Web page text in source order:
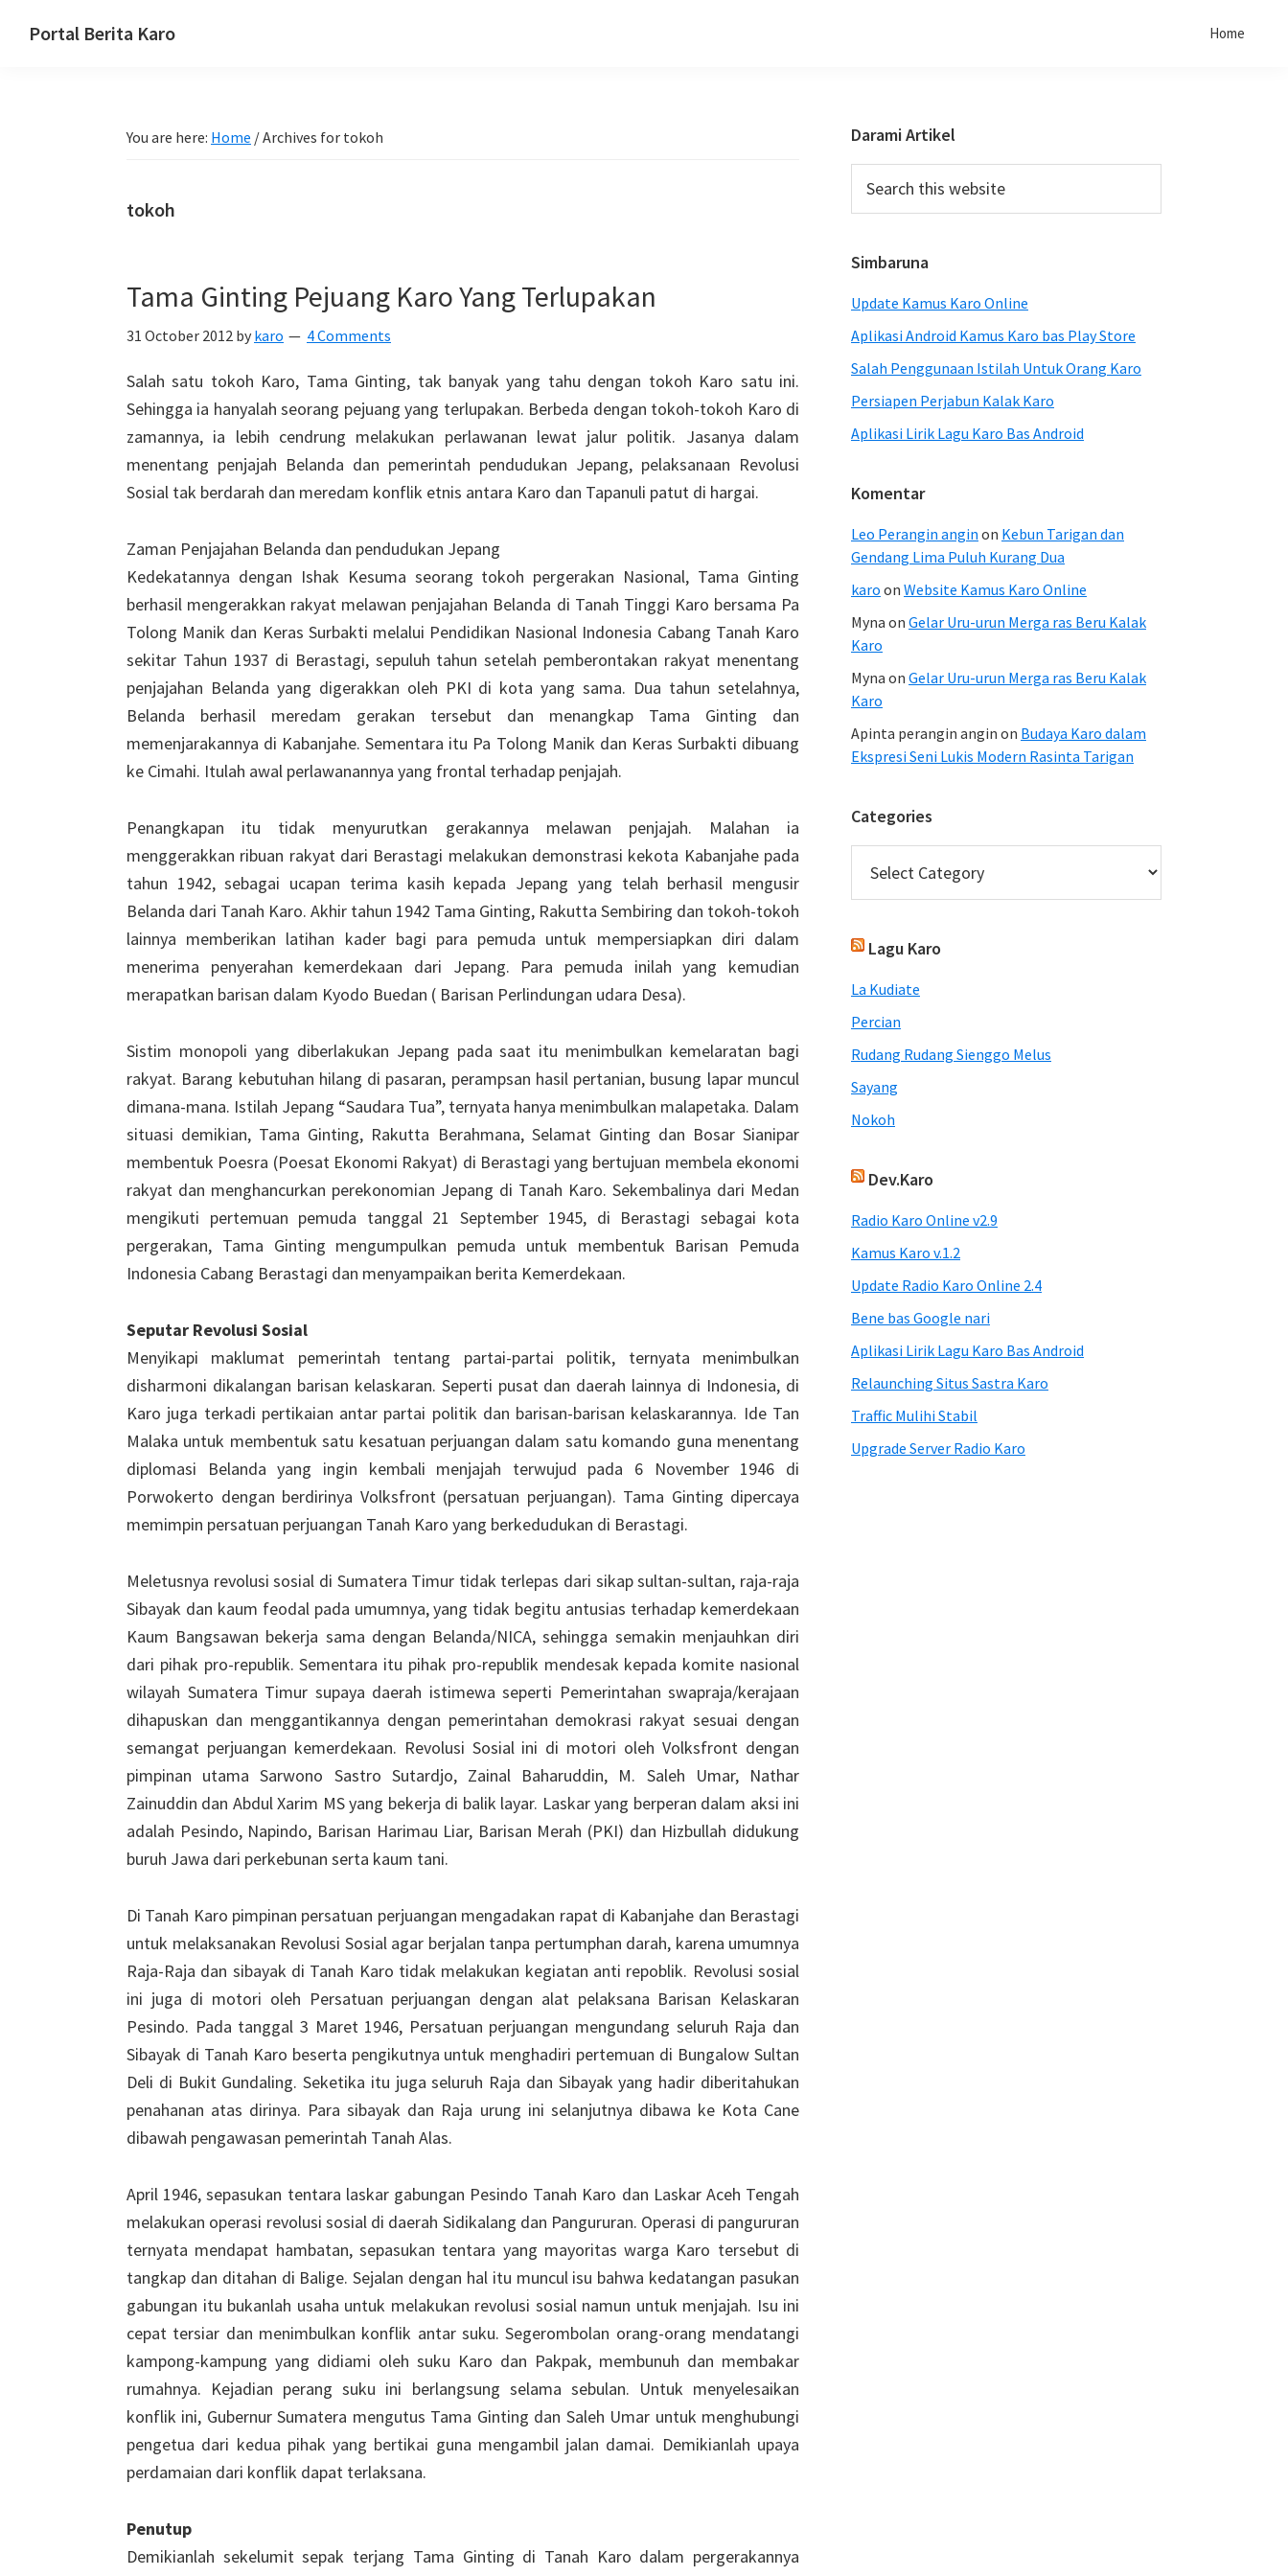
Portal Berita Karo Home
You are here: Home /Archives for tokoh
tokoh
Tama Ginting Pejuang Karo Yang Terlupakan
31 October 2012 by karo 4 Comments
Salah satu tokoh Karo, Tama Ginting, tak banyak yang tahu dengan tokoh Karo satu ini.
Sehingga ia hanyalah seorang pejuang yang terlupakan. Berbeda dengan tokoh-tokoh Karo di
zamannya, ia lebih cendrung melakukan perlawanan lewat jalur politik. Jasanya dalam
menentang penjajah Belanda dan pemerintah pendudukan Jepang, pelaksanaan Revolusi
Sosial tak berdarah dan meredam konflik etnis antara Karo dan Tapanuli patut di hargai.
Zaman Penjajahan Belanda dan pendudukan Jepang
Kedekatannya dengan Ishak Kesuma seorang tokoh pergerakan Nasional, Tama Ginting
berhasil mengerakkan rakyat melawan penjajahan Belanda di Tanah Tinggi Karo bersama Pa
Tolong Manik dan Keras Surbakti melalui Pendidikan Nasional Indonesia Cabang Tanah Karo
sekitar Tahun 1937 di Berastagi, sepuluh tahun setelah pemberontakan rakyat menentang
penjajahan Belanda yang digerakkan oleh PKI di kota yang sama. Dua tahun setelahnya,
Belanda berhasil meredam gerakan tersebut dan menangkap Tama Ginting dan
memenjarakannya di Kabanjahe. Sementara itu Pa Tolong Manik dan Keras Surbakti dibuang
ke Cimahi. Itulah awal perlawanannya yang frontal terhadap penjajah.
Penangkapan itu tidak menyurutkan gerakannya melawan penjajah. Malahan ia
menggerakkan ribuan rakyat dari Berastagi melakukan demonstrasi kekota Kabanjahe pada
tahun 1942, sebagai ucapan terima kasih kepada Jepang yang telah berhasil mengusir
Belanda dari Tanah Karo. Akhir tahun 1942 Tama Ginting, Rakutta Sembiring dan tokoh-tokoh
lainnya memberikan latihan kader bagi para pemuda untuk mempersiapkan diri dalam
menerima penyerahan kemerdekaan dari Jepang. Para pemuda inilah yang kemudian
merapatkan barisan dalam Kyodo Buedan ( Barisan Perlindungan udara Desa).
Sistim monopoli yang diberlakukan Jepang pada saat itu menimbulkan kemelaratan bagi
rakyat. Barang kebutuhan hilang di pasaran, perampsan hasil pertanian, busung lapar muncul
dimana-mana. Istilah Jepang “Saudara Tua”, ternyata hanya menimbulkan malapetaka. Dalam
situasi demikian, Tama Ginting, Rakutta Berahmana, Selamat Ginting dan Bosar Sianipar
membentuk Poesra (Poesat Ekonomi Rakyat) di Berastagi yang bertujuan membela ekonomi
rakyat dan menghancurkan perekonomian Jepang di Tanah Karo. Sekembalinya dari Medan
mengikuti pertemuan pemuda tanggal 21 September 1945, di Berastagi sebagai kota
pergerakan, Tama Ginting mengumpulkan pemuda untuk membentuk Barisan Pemuda
Indonesia Cabang Berastagi dan menyampaikan berita Kemerdekaan.
Seputar Revolusi Sosial
Menyikapi maklumat pemerintah tentang partai-partai politik, ternyata menimbulkan
disharmoni dikalangan barisan kelaskaran. Seperti pusat dan daerah lainnya di Indonesia, di
Karo juga terkadi pertikaian antar partai politik dan barisan-barisan kelaskarannya. Ide Tan
Malaka untuk membentuk satu kesatuan perjuangan dalam satu komando guna menentang
diplomasi Belanda yang ingin kembali menjajah terwujud pada 6 November 1946 di
Porwokerto dengan berdirinya Volksfront (persatuan perjuangan). Tama Ginting dipercaya
memimpin persatuan perjuangan Tanah Karo yang berkedudukan di Berastagi.
Meletusnya revolusi sosial di Sumatera Timur tidak terlepas dari sikap sultan-sultan, raja-raja
Sibayak dan kaum feodal pada umumnya, yang tidak begitu antusias terhadap kemerdekaan
Kaum Bangsawan bekerja sama dengan Belanda/NICA, sehingga semakin menjauhkan diri
dari pihak pro-republik. Sementara itu pihak pro-republik mendesak kepada komite nasional
wilayah Sumatera Timur supaya daerah istimewa seperti Pemerintahan swapraja/kerajaan
dihapuskan dan menggantikannya dengan pemerintahan demokrasi rakyat sesuai dengan
semangat perjuangan kemerdekaan. Revolusi Sosial ini di motori oleh Volksfront dengan
pimpinan utama Sarwono Sastro Sutardjo, Zainal Baharuddin, M. Saleh Umar, Nathar
Zainuddin dan Abdul Xarim MS yang bekerja di balik layar. Laskar yang berperan dalam aksi ini
adalah Pesindo, Napindo, Barisan Harimau Liar, Barisan Merah (PKI) dan Hizbullah didukung
buruh Jawa dari perkebunan serta kaum tani.
Di Tanah Karo pimpinan persatuan perjuangan mengadakan rapat di Kabanjahe dan Berastagi
untuk melaksanakan Revolusi Sosial agar berjalan tanpa pertumphan darah, karena umumnya
Raja-Raja dan sibayak di Tanah Karo tidak melakukan kegiatan anti repoblik. Revolusi sosial
ini juga di motori oleh Persatuan perjuangan dengan alat pelaksana Barisan Kelaskaran
Pesindo. Pada tanggal 3 Maret 1946, Persatuan perjuangan mengundang seluruh Raja dan
Sibayak di Tanah Karo beserta pengikutnya untuk menghadiri pertemuan di Bungalow Sultan
Deli di Bukit Gundaling. Seketika itu juga seluruh Raja dan Sibayak yang hadir diberitahukan
penahanan atas dirinya. Para sibayak dan Raja urung ini selanjutnya dibawa ke Kota Cane
dibawah pengawasan pemerintah Tanah Alas.
April 1946, sepasukan tentara laskar gabungan Pesindo Tanah Karo dan Laskar Aceh Tengah
melakukan operasi revolusi sosial di daerah Sidikalang dan Pangururan. Operasi di pangururan
ternyata mendapat hambatan, sepasukan tentara yang mayoritas warga Karo tersebut di
tangkap dan ditahan di Balige. Sejalan dengan hal itu muncul isu bahwa kedatangan pasukan
gabungan itu bukanlah usaha untuk melakukan revolusi sosial namun untuk menjajah. Isu ini
cepat tersiar dan menimbulkan konflik antar suku. Segerombolan orang-orang mendatangi
kampong-kampung yang didiami oleh suku Karo dan Pakpak, membunuh dan membakar
rumahnya. Kejadian perang suku ini berlangsung selama sebulan. Untuk menyelesaikan
konflik ini, Gubernur Sumatera mengutus Tama Ginting dan Saleh Umar untuk menghubungi
pengetua dari kedua pihak yang bertikai guna mengambil jalan damai. Demikianlah upaya
perdamaian dari konflik dapat terlaksana.
Penutup
Demikianlah sekelumit sepak terjang Tama Ginting di Tanah Karo dalam pergerakannya
Primary
Sidebar
Darami Artikel
this
Simbaruna
Update Kamus Karo Online
Aplikasi Android Kamus Karo bas Play Store
Salah Penggunaan Istilah Untuk Orang Karo
Persiapen Perjabun Kalak Karo
Aplikasi Lirik Lagu Karo Bas Android
Komentar
Leo Perangin angin on Kebun Tarigan dan
Gendang Lima Puluh Kurang Dua
karo on Website Kamus Karo Online
Myna on Gelar Uru-urun Merga ras Beru Kalak
Karo
Myna on Gelar Uru-urun Merga ras Beru Kalak
Karo
Apinta perangin angin on Budaya Karo dalam
Ekspresi Seni Lukis Modern Rasinta Tarigan
Categories
Lagu Karo
La Kudiate
Percian
Rudang Rudang Sienggo Melus
Sayang
Nokoh
Dev.Karo
Radio Karo Online v2.9
Kamus Karo v.1.2
Update Radio Karo Online 2.4
Bene bas Google nari
Aplikasi Lirik Lagu Karo Bas Android
Relaunching Situs Sastra Karo
Traffic Mulihi Stabil
Upgrade Server Radio Karo